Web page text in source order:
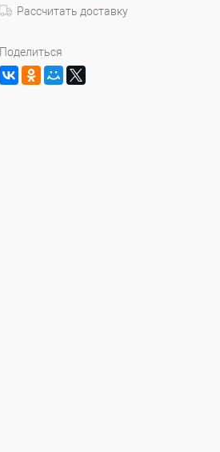
Рассчитать доставку
Поделиться